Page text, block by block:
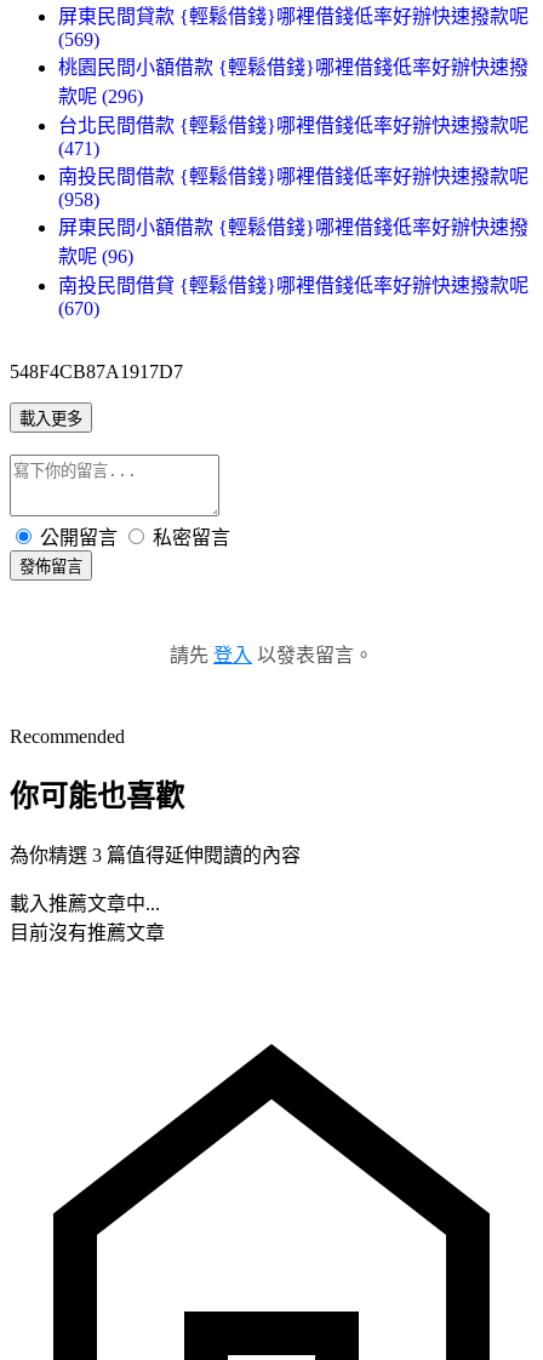
屏東民間貸款 {輕鬆借錢}哪裡借錢低率好辦快速撥款呢
(569)
桃園民間小額借款 {輕鬆借錢}哪裡借錢低率好辦快速撥
款呢 (296)
台北民間借款 {輕鬆借錢}哪裡借錢低率好辦快速撥款呢
(471)
南投民間借款 {輕鬆借錢}哪裡借錢低率好辦快速撥款呢
(958)
屏東民間小額借款 {輕鬆借錢}哪裡借錢低率好辦快速撥
款呢 (96)
南投民間借貸 {輕鬆借錢}哪裡借錢低率好辦快速撥款呢
(670)
548F4CB87A1917D7
載入更多
公開留言 私密留言
發佈留言
請先 登入 以發表留言。
Recommended
你可能也喜歡
為你精選 3 篇值得延伸閱讀的內容
載入推薦文章中...
目前沒有推薦文章